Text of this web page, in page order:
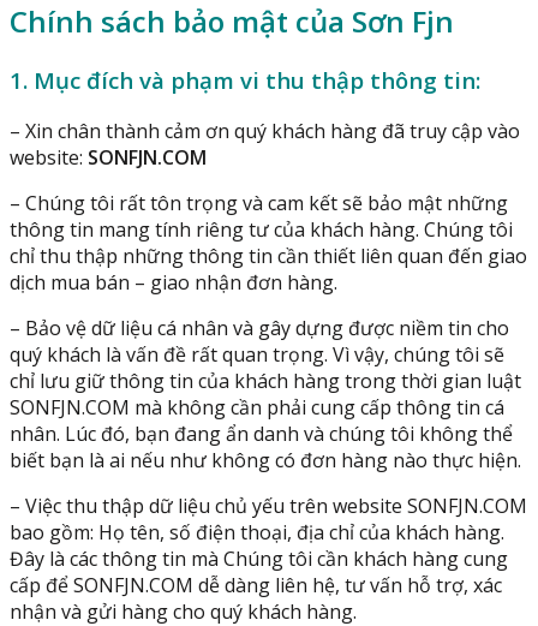
Chính sách bảo mật của Sơn Fjn
1. Mục đích và phạm vi thu thập thông tin:
– Xin chân thành cảm ơn quý khách hàng đã truy cập vào
website: SONFJN.COM
– Chúng tôi rất tôn trọng và cam kết sẽ bảo mật những
thông tin mang tính riêng tư của khách hàng. Chúng tôi
chỉ thu thập những thông tin cần thiết liên quan đến giao
dịch mua bán – giao nhận đơn hàng.
– Bảo vệ dữ liệu cá nhân và gây dựng được niềm tin cho
quý khách là vấn đề rất quan trọng. Vì vậy, chúng tôi sẽ
chỉ lưu giữ thông tin của khách hàng trong thời gian luật
SONFJN.COM mà không cần phải cung cấp thông tin cá
nhân. Lúc đó, bạn đang ẩn danh và chúng tôi không thể
biết bạn là ai nếu như không có đơn hàng nào thực hiện.
– Việc thu thập dữ liệu chủ yếu trên website SONFJN.COM
bao gồm: Họ tên, số điện thoại, địa chỉ của khách hàng.
Đây là các thông tin mà Chúng tôi cần khách hàng cung
cấp để SONFJN.COM dễ dàng liên hệ, tư vấn hỗ trợ, xác
nhận và gửi hàng cho quý khách hàng.